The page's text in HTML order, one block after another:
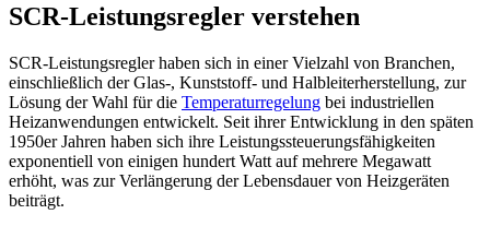
SCR-Leistungsregler verstehen
SCR-Leistungsregler haben sich in einer Vielzahl von Branchen,
einschließlich der Glas-, Kunststoff- und Halbleiterherstellung, zur
Lösung der Wahl für die Temperaturregelung bei industriellen
Heizanwendungen entwickelt. Seit ihrer Entwicklung in den späten
1950er Jahren haben sich ihre Leistungssteuerungsfähigkeiten
exponentiell von einigen hundert Watt auf mehrere Megawatt
erhöht, was zur Verlängerung der Lebensdauer von Heizgeräten
beiträgt.